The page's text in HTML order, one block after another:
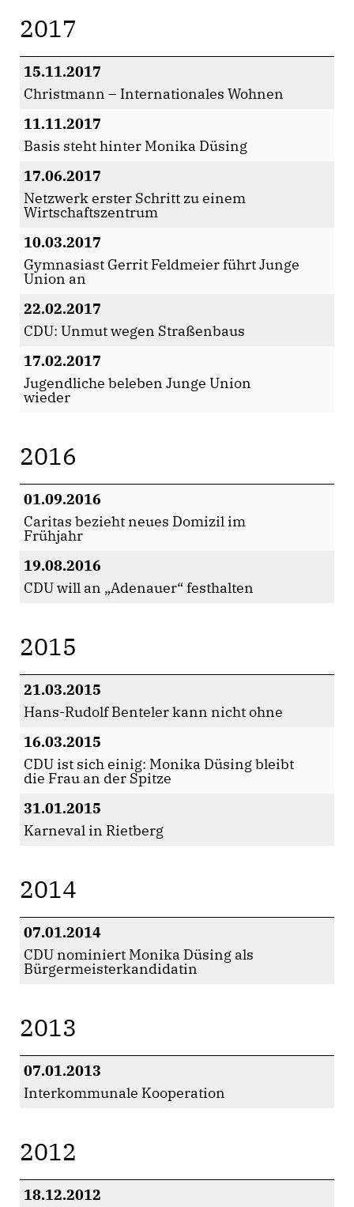
2017
15.11.2017
Christmann – Internationales Wohnen
11.11.2017
Basis steht hinter Monika Düsing
17.06.2017
Netzwerk erster Schritt zu einem
Wirtschaftszentrum
10.03.2017
Gymnasiast Gerrit Feldmeier führt Junge
Union an
22.02.2017
CDU: Unmut wegen Straßenbaus
17.02.2017
Jugendliche beleben Junge Union
wieder
2016
01.09.2016
Caritas bezieht neues Domizil im
Frühjahr
19.08.2016
CDU will an „Adenauer“ festhalten
2015
21.03.2015
Hans-Rudolf Benteler kann nicht ohne
16.03.2015
CDU ist sich einig: Monika Düsing bleibt
die Frau an der Spitze
31.01.2015
Karneval in Rietberg
2014
07.01.2014
CDU nominiert Monika Düsing als
Bürgermeisterkandidatin
2013
07.01.2013
Interkommunale Kooperation
2012
18.12.2012